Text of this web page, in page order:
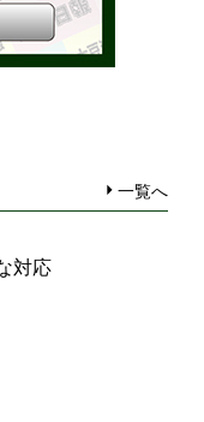
一覧へ
対応